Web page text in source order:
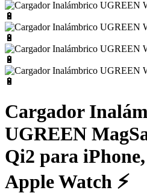
Cargador
UGREEN
Qi2 para
Apple Watch ⚡